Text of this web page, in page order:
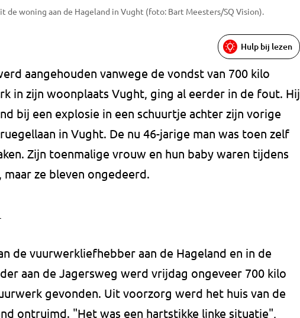
de woning aan de Hageland in Vught (foto: Bart Meesters/SQ Vision).
Hulp bij lezen
aangehouden vanwege de vondst van 700 kilo
in zijn woonplaats Vught, ging al eerder in de fout. Hij
bij een explosie in een schuurtje achter zijn vorige
in Vught. De nu 46-jarige man was toen zelf
Zijn toenmalige vrouw en hun baby waren tijdens
ze bleven ongedeerd.
de vuurwerkliefhebber aan de Hageland en in de
aan de Jagersweg werd vrijdag ongeveer 700 kilo
gevonden. Uit voorzorg werd het huis van de
ontruimd. "Het was een hartstikke linke situatie",